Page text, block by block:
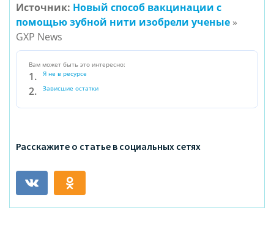
Источник: Новый способ вакцинации с
помощью зубной нити изобрели ученые »
GXP News
Вам может быть это интересно:
Я не в ресурсе
Зависшие остатки
Расскажите о статье в социальных сетях